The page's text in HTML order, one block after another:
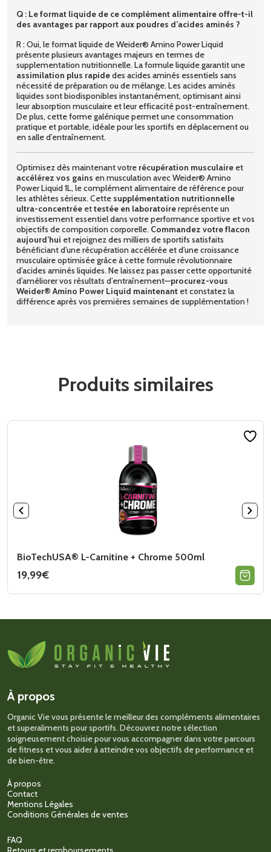
Q : Le format liquide de ce complément alimentaire offre-t-il
des avantages par rapport aux poudres d’acides aminés ?
R : Oui, le format liquide de Weider® Amino Power Liquid
présente plusieurs avantages majeurs en termes de
supplementation nutritionnelle. La formule liquide garantit une
assimilation plus rapidedes acides aminés essentiels sans
nécessité de préparation ou de mélange. Les acides aminés
liquides sont biodisponibles instantanément, optimisant ainsi
leur absorption musculaire et leur efficacité post-entraînement.
De plus, cette forme galénique permet une consommation
pratique et portable, idéale pour les sportifs en déplacement ou
en salle d’entraînement.
Optimisez dès maintenant votre récupération musculaire et
accélérez vos gains en musculation avec Weider® Amino
Power Liquid 1L, le complément alimentaire de référence pour
les athlètes sérieux. Cette supplémentation nutritionnelle
ultra-concentrée ettestée en laboratoirereprésente un
investissement essentiel dans votre performance sportive et vos
objectifs de composition corporelle. Commandez votre flacon
aujourd’hui et rejoignez des milliers de sportifs satisfaits
bénéficiant d’une récupération accélérée et d’une croissance
musculaire optimisée grâce à cette formule révolutionnaire
d’acides aminés liquides. Ne laissez pas passer cette opportunité
d’améliorer vos résultats d’entraînement—procurez-vous
Weider® Amino Power Liquid maintenant et constatez la
différence après vos premières semaines de supplémentation !
Produits similaires
BioTechUSA® L-Carnitine + Chrome 500ml
19,99€
produit
options
peuvent
être
la
du
produit
À propos
Organic Vie vous présente le meilleur des compléments alimentaires
et superaliments pour sportifs. Découvrez notre sélection
soigneusement choisie pour vous accompagner dans votre parcours
de fitness et vous aider à atteindre vos objectifs de performance et
de bien-être.
À propos
Contact
Mentions Légales
Conditions Générales de ventes
FAQ